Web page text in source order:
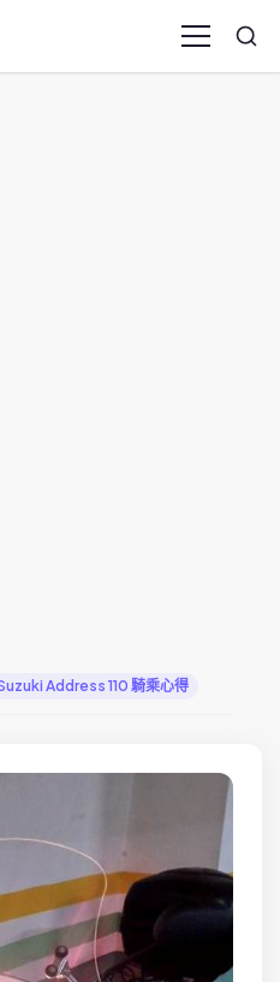
Menu
Address 110 騎乘心得